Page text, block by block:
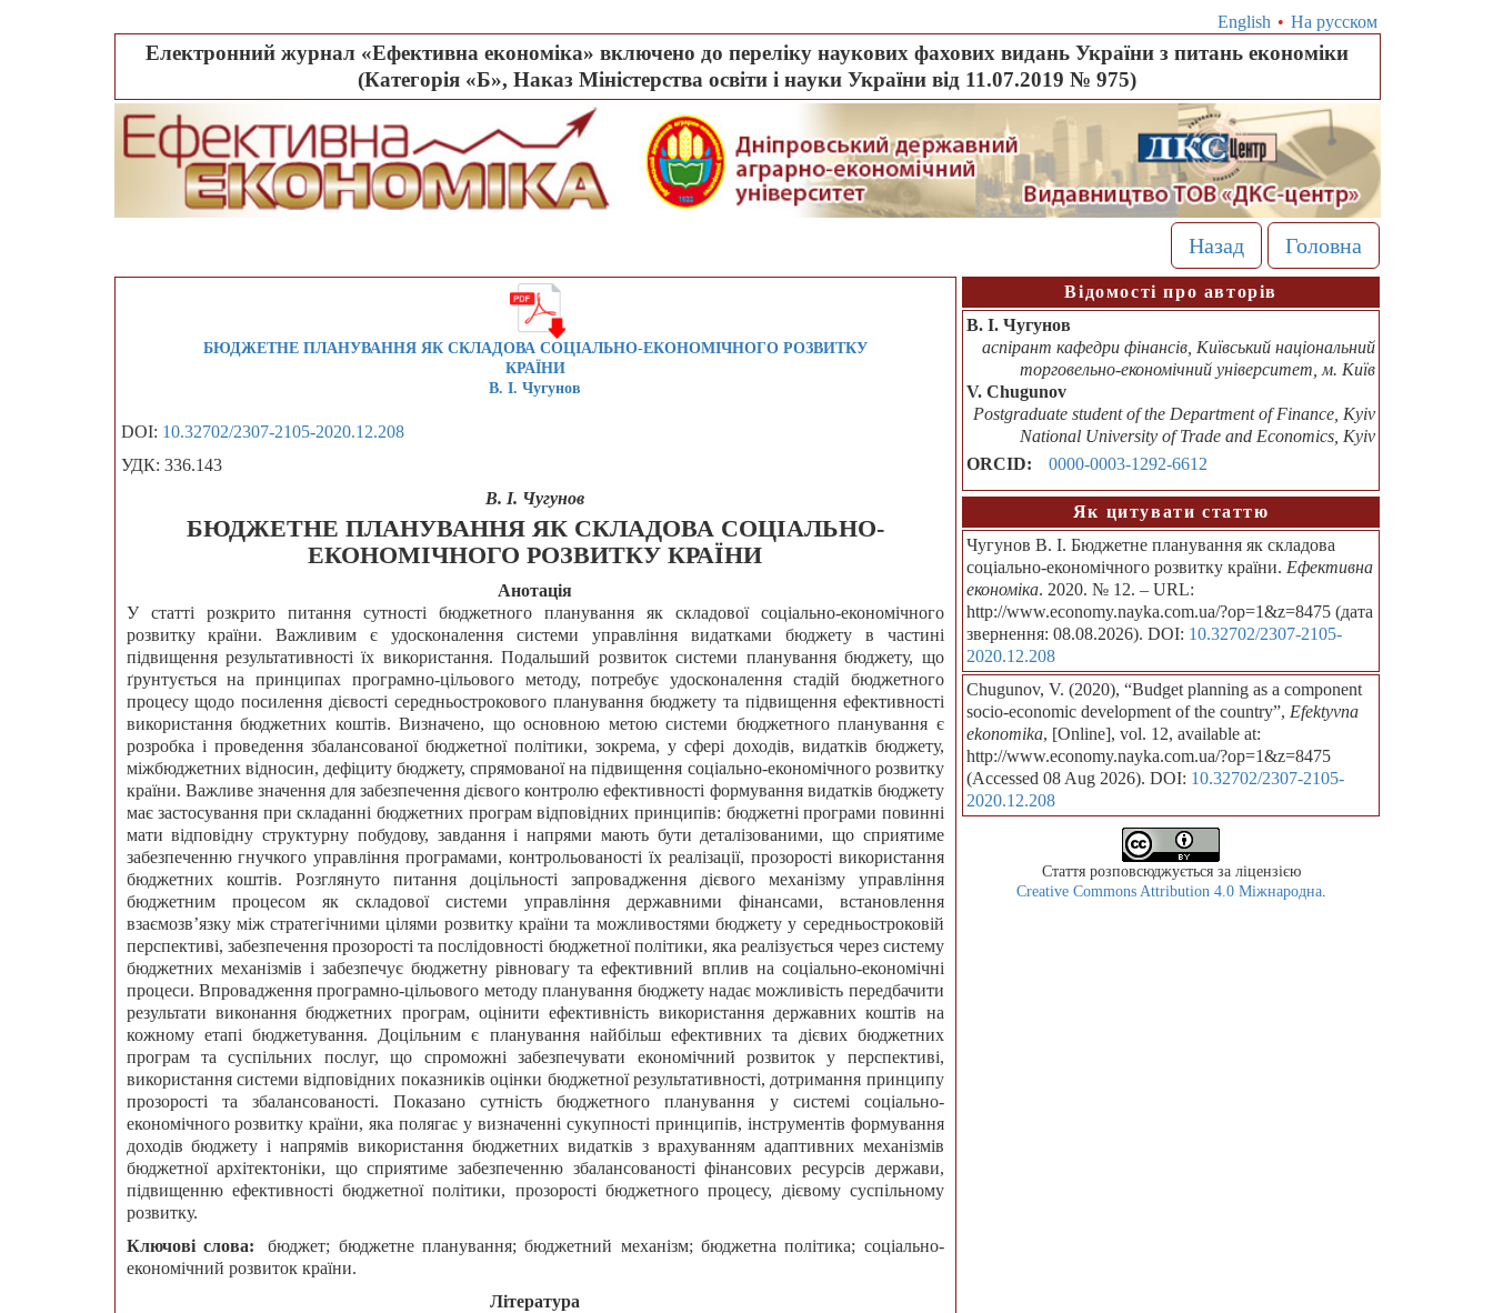
English • На русском
Електронний журнал «Ефективна економіка» включено до переліку наукових фахових видань України з питань економіки
(Категорія «Б», Наказ Міністерства освіти і науки України від 11.07.2019 № 975)
Назад Головна
БЮДЖЕТНЕ ПЛАНУВАННЯ ЯК СКЛАДОВА СОЦІАЛЬНО-ЕКОНОМІЧНОГО РОЗВИТКУ
КРАЇНИ
В. І. Чугунов
DOI: 10.32702/2307-2105-2020.12.208
УДК: 336.143
В. І. Чугунов
БЮДЖЕТНЕ ПЛАНУВАННЯ ЯК СКЛАДОВА СОЦІАЛЬНО-
ЕКОНОМІЧНОГО РОЗВИТКУ КРАЇНИ
Анотація
У статті розкрито питання сутності бюджетного планування як складової соціально-економічного
розвитку країни. Важливим є удосконалення системи управління видатками бюджету в частині
підвищення результативності їх використання. Подальший розвиток системи планування бюджету, що
ґрунтується на принципах програмно-цільового методу, потребує удосконалення стадій бюджетного
процесу щодо посилення дієвості середньострокового планування бюджету та підвищення ефективності
використання бюджетних коштів. Визначено, що основною метою системи бюджетного планування є
розробка і проведення збалансованої бюджетної політики, зокрема, у сфері доходів, видатків бюджету,
міжбюджетних відносин, дефіциту бюджету, спрямованої на підвищення соціально-економічного розвитку
країни. Важливе значення для забезпечення дієвого контролю ефективності формування видатків бюджету
має застосування при складанні бюджетних програм відповідних принципів: бюджетні програми повинні
мати відповідну структурну побудову, завдання і напрями мають бути деталізованими, що сприятиме
забезпеченню гнучкого управління програмами, контрольованості їх реалізації, прозорості використання
бюджетних коштів. Розглянуто питання доцільності запровадження дієвого механізму управління
бюджетним процесом як складової системи управління державними фінансами, встановлення
взаємозв’язку між стратегічними цілями розвитку країни та можливостями бюджету у середньостроковій
перспективі, забезпечення прозорості та послідовності бюджетної політики, яка реалізується через систему
бюджетних механізмів і забезпечує бюджетну рівновагу та ефективний вплив на соціально-економічні
процеси. Впровадження програмно-цільового методу планування бюджету надає можливість передбачити
результати виконання бюджетних програм, оцінити ефективність використання державних коштів на
кожному етапі бюджетування. Доцільним є планування найбільш ефективних та дієвих бюджетних
програм та суспільних послуг, що спроможні забезпечувати економічний розвиток у перспективі,
використання системи відповідних показників оцінки бюджетної результативності, дотримання принципу
прозорості та збалансованості. Показано сутність бюджетного планування у системі соціально-
економічного розвитку країни, яка полягає у визначенні сукупності принципів, інструментів формування
доходів бюджету і напрямів використання бюджетних видатків з врахуванням адаптивних механізмів
бюджетної архітектоніки, що сприятиме забезпеченню збалансованості фінансових ресурсів держави,
підвищенню ефективності бюджетної політики, прозорості бюджетного процесу, дієвому суспільному
розвитку.
Ключові слова:
бюджет; бюджетне планування; бюджетний механізм; бюджетна політика; соціально-
економічний розвиток країни.
Література
Відомості про авторів
В. І. Чугунов
аспірант кафедри фінансів, Київський національний
торговельно-економічний університет, м. Київ
V. Chugunov
Postgraduate student of the Department of Finance, Kyiv
National University of Trade and Economics, Kyiv
ORCID:
0000-0003-1292-6612
Як цитувати статтю
Чугунов В. І. Бюджетне планування як складова
соціально-економічного розвитку країни. Ефективна
економіка. 2020. № 12. – URL:
http://www.economy.nayka.com.ua/?op=1&z=8475 (дата
звернення: 08.08.2026). DOI: 10.32702/2307-2105-
2020.12.208
Chugunov, V. (2020), “Budget planning as a component
socio-economic development of the country”, Efektyvna
ekonomika, [Online], vol. 12, available at:
http://www.economy.nayka.com.ua/?op=1&z=8475
(Accessed 08 Aug 2026). DOI: 10.32702/2307-2105-
2020.12.208
Стаття розповсюджується за ліцензією
Creative Commons Attribution 4.0 Міжнародна.